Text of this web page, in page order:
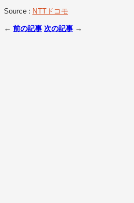
Source : NTTドコモ
← 前の記事 次の記事 →